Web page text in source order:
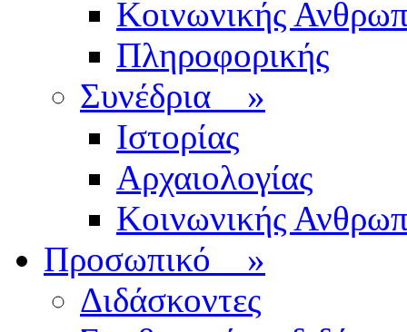
Κοινωνικής
Πληροφορικής
Συνέδρια »
Ιστορίας
Αρχαιολογίας
Κοινωνικής
Προσωπικό »
Διδάσκοντες